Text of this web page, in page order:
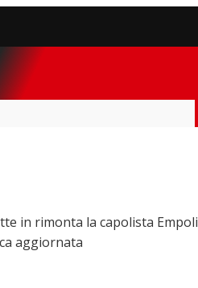
in rimonta la capolista
aggiornata